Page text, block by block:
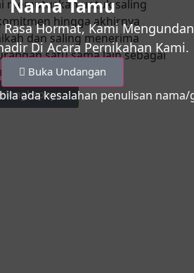
Nama Tamu
Hormat, Kami
Di Acara Pernikahan Kami.
Buka Undangan
ada kesalahan penulisan nama/
memutuskan untuk saling
hingga akhirnya
dan saling menerima
satu sama lain sebagai
suami istri